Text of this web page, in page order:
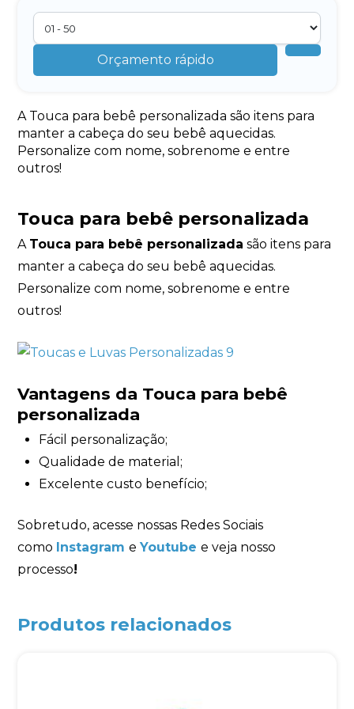
Orçamento rápido
A Touca para bebê personalizada são itens para
manter a cabeça do seu bebê aquecidas.
Personalize com nome, sobrenome e entre
outros!
Touca para bebê personalizada
A Touca para bebê personalizada são itens para
manter a cabeça do seu bebê aquecidas.
Personalize com nome, sobrenome e entre
outros!
Vantagens da Touca para bebê
personalizada
Fácil personalização;
Qualidade de material;
Excelente custo benefício;
Sobretudo, acesse nossas Redes Sociais
como Instagram eYoutube e veja nosso
processo!
Produtos relacionados